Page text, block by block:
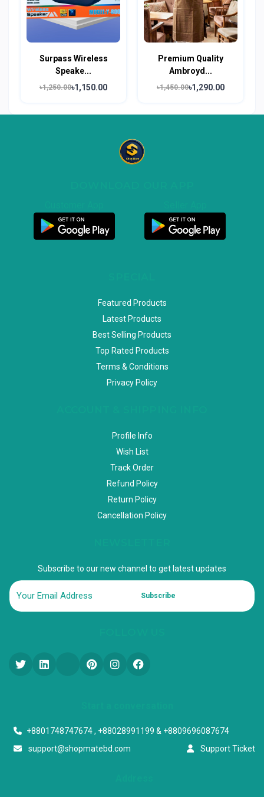
Surpass Wireless
Speake...
৳1,250.00৳1,150.00
Premium Quality
Ambroyd...
৳1,450.00৳1,290.00
Featured Products
Latest Products
Best Selling Products
Top Rated Products
Terms & Conditions
Privacy Policy
Profile Info
Wish List
Track Order
Refund Policy
Return Policy
Cancellation Policy
Subscribe to our new channel to get latest updates
Subscribe
+8801748747674 , +88028991199 & +8809696087674
support@shopmatebd.com
Support Ticket